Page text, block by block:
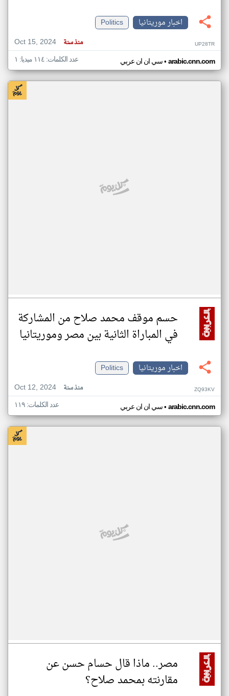
اخبار موريتانيا
Politics
Oct 15, 2024
منذ سنة UP28TR
سي ان ان عربي• arabic.cnn.com عدد الكلمات: ١١٤ ميديا: ١
حسم موقف محمد صلاح من المشاركة
في المباراة الثانية بين مصر وموريتانيا
اخبار موريتانيا
Politics
Oct 12, 2024
منذ سنة ZQ93KV
سي ان ان عربي• arabic.cnn.com عدد الكلمات: ١١٩
مصر.. ماذا قال حسام حسن عن
مقارنته بمحمد صلاح؟